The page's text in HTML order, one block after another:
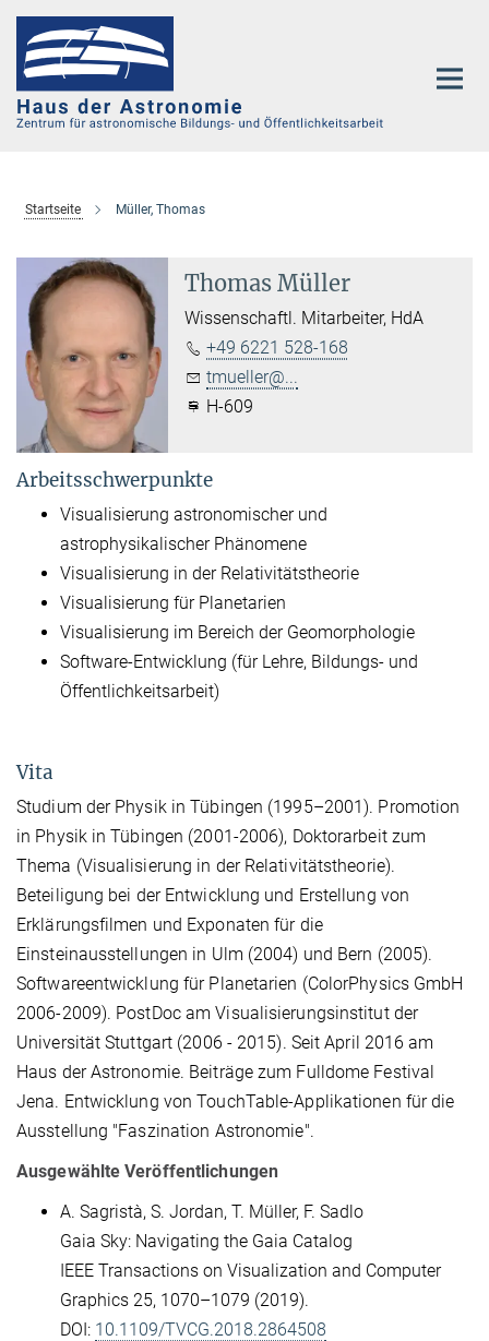
Hauptinhalt
Startseite Müller, Thomas
Thomas Müller
Wissenschaftl. Mitarbeiter, HdA
+49 6221 528-168
tmueller@...
H-609
Arbeitsschwerpunkte
Visualisierung astronomischer und
astrophysikalischer Phänomene
Visualisierung in der Relativitätstheorie
Visualisierung für Planetarien
Visualisierung im Bereich der Geomorphologie
Software-Entwicklung (für Lehre, Bildungs- und
Öffentlichkeitsarbeit)
Vita
Studium der Physik in Tübingen (1995–2001). Promotion
in Physik in Tübingen (2001-2006), Doktorarbeit zum
Thema (Visualisierung in der Relativitätstheorie).
Beteiligung bei der Entwicklung und Erstellung von
Erklärungsfilmen und Exponaten für die
Einsteinausstellungen in Ulm (2004) und Bern (2005).
Softwareentwicklung für Planetarien (ColorPhysics GmbH
2006-2009). PostDoc am Visualisierungsinstitut der
Universität Stuttgart (2006 - 2015). Seit April 2016 am
Haus der Astronomie. Beiträge zum Fulldome Festival
Jena. Entwicklung von TouchTable-Applikationen für die
Ausstellung "Faszination Astronomie".
Ausgewählte Veröffentlichungen
A. Sagristà, S. Jordan, T. Müller, F. Sadlo
Gaia Sky: Navigating the Gaia Catalog
IEEE Transactions on Visualization and Computer
Graphics 25, 1070–1079 (2019).
DOI: 10.1109/TVCG.2018.2864508